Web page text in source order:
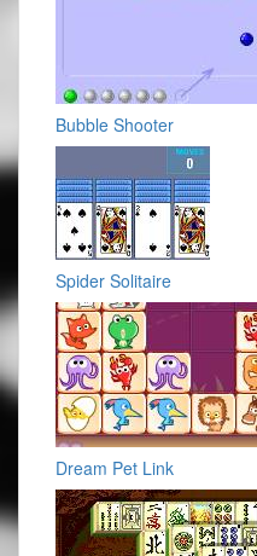
Bubble Shooter
Spider Solitaire
Dream Pet Link